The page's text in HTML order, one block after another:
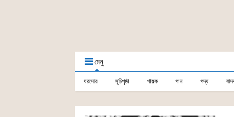
মেনু
ঘরদোর সূচিপৃষ্ঠা গায়ক গান গদ্য